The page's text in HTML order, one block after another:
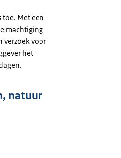
toe. Met een
machtiging
verzoek voor
het
natuur